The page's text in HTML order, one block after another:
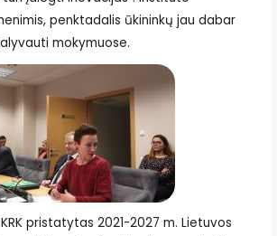
penktadalis ūkininkų jau dabar
mokymuose.
pristatytas 2021-2027 m. Lietuvos